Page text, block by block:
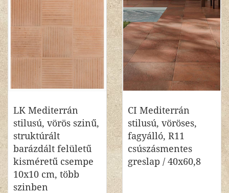
LK Mediterrán
stilusú, vörös szinű,
struktúrált
barázdált felületű
kisméretű csempe
10x10 cm, több
szinben
CI Mediterrán
stilusú, vöröses,
fagyálló, R11
csúszásmentes
greslap / 40x60,8